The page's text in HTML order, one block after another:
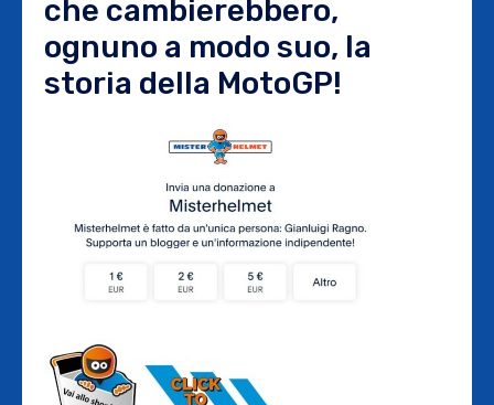
che cambierebbero,
ognuno a modo suo, la
storia della MotoGP!